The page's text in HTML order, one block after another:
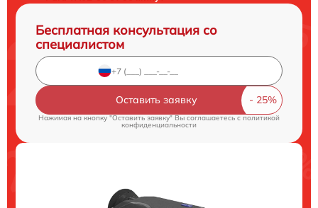
Бесплатная консультация со
специалистом
Оставить заявку
Нажимая на кнопку "Оставить заявку" Вы соглашаетесь c политикой
конфиденциальности